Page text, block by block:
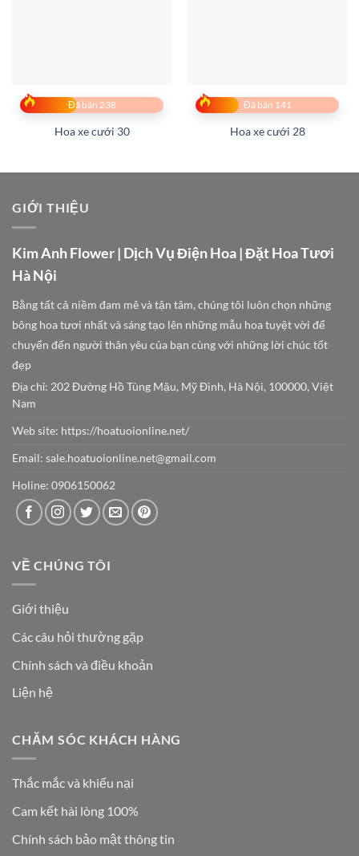
Đã bán 238
Hoa xe cưới 30
Đã bán 141
Hoa xe cưới 28
GIỚI THIỆU
Kim Anh Flower | Dịch Vụ Điện Hoa | Đặt Hoa Tươi
Hà Nội
Bằng tất cả niềm đam mê và tận tâm, chúng tôi luôn chọn những
bông hoa tươi nhất và sáng tạo lên những mẫu hoa tuyệt vời để
chuyển đến người thân yêu của bạn cùng với những lời chúc tốt
đẹp
Địa chỉ: 202 Đường Hồ Tùng Mậu, Mỹ Đình, Hà Nội, 100000, Việt
Nam
Web site: https://hoatuoionline.net/
Email: sale.hoatuoionline.net@gmail.com
Holine: 0906150062
VỀ CHÚNG TÔI
Giới thiệu
Các câu hỏi thường gặp
Chính sách và điều khoản
Liện hệ
CHĂM SÓC KHÁCH HÀNG
Thắc mắc và khiếu nại
Cam kết hài lòng 100%
Chính sách bảo mật thông tin